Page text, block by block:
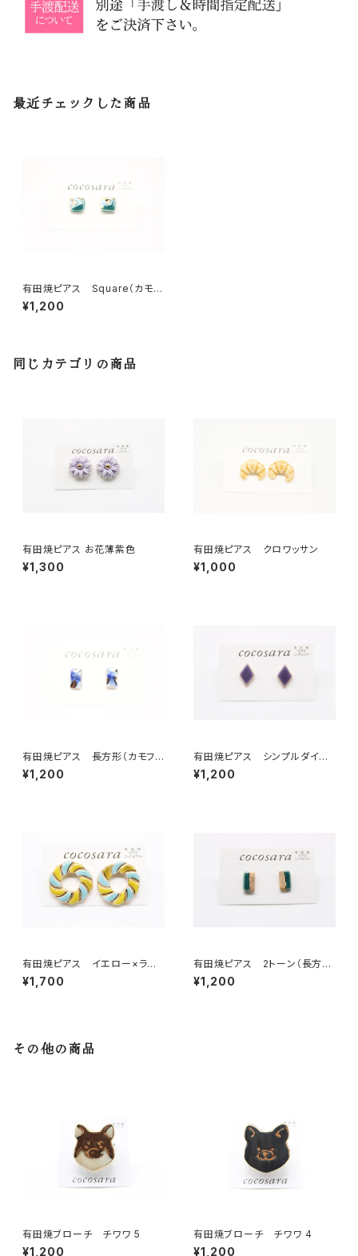
最近チェックした商品
有田焼ピアス Square（カモフ
ラ）10
¥1,200
同じカテゴリの商品
有田焼ピアス お花薄紫色
¥1,300
有田焼ピアス クロワッサン
¥1,000
有田焼ピアス 長方形（カモフ
ラ）3
¥1,200
有田焼ピアス シンプルダイヤ
8
¥1,200
有田焼ピアス イエロー×ライト
ブルーリング
¥1,700
有田焼ピアス 2トーン（長方
形）8
¥1,200
その他の商品
有田焼ブローチ チワワ 5
¥1,200
有田焼ブローチ チワワ 4
¥1,200